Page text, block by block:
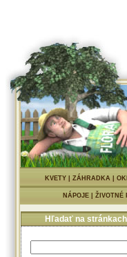
KVETY| ZÁHRADKA|
NÁPOJE ŽIVOTNÉ
Hľadať na stránkach